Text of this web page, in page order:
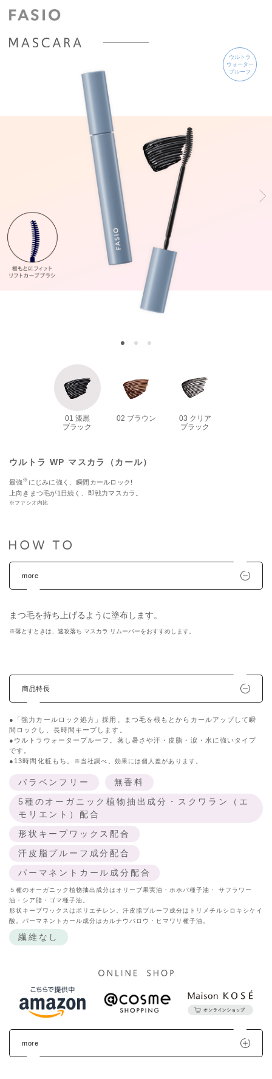
ウルトラ
ウォーター
プルーフ
01 漆黒
ブラック
02 ブラウン
03 クリア
ブラック
ウルトラ WP マスカラ（カール）
最強※ にじみに強く、瞬間カールロック!
上向きまつ毛が1日続く、即戦力マスカラ。
※ファシオ内比
more
まつ毛を持ち上げるように塗布します。
※落とすときは、速攻落ち マスカラ リムーバーをおすすめします。
商品特長
●「強力カールロック処方」採用。まつ毛を根もとからカールアップして瞬
間ロックし、長時間キープします。
●ウルトラウォータープルーフ。蒸し暑さや汗・皮脂・涙・水に強いタイプ
です。
●13時間化粧もち。
※当社調べ。効果には個人差があります。
パラベンフリー
無香料
5種のオーガニック植物抽出成分・スクワラン（エ
モリエント）配合
形状キープワックス配合
汗皮脂プルーフ成分配合
パーマネントカール成分配合
５種のオーガニック植物抽出成分はオリーブ果実油・ホホバ種子油・ サフラワー
油・シア脂・ゴマ種子油。
形状キープワックスはポリエチレン。汗皮脂プルーフ成分はトリメチルシロキシケイ
酸。パーマネントカール成分はカルナウバロウ・ヒマワリ種子油。
繊維なし
more